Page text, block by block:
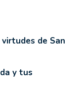
de San
y tus